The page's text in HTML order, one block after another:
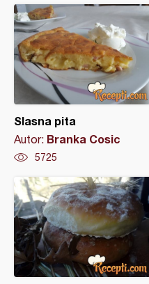
Slasna pita
Autor: Branka Cosic
5725